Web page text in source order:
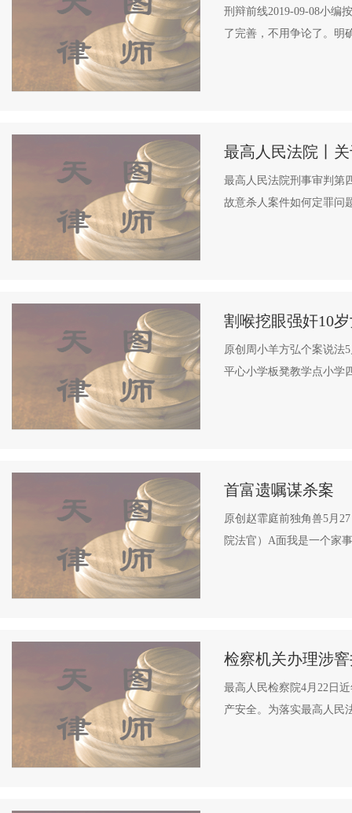
刑辩前线2019-09-08小编
了完善，不用争论了。明
最高人民法院丨
最高人民法院刑事审判第
故意杀人案件如何定罪问
割喉挖眼强奸10
原创周小羊方弘个案说法
平心小学板凳教学点小学
首富遗嘱谋杀案
原创赵霏庭前独角兽5月
院法官）A面我是一个家
检察机关办理涉
最高人民检察院4月22日
产安全。为落实最高人民